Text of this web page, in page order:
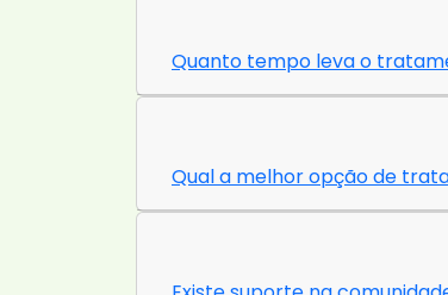
Quanto tempo leva o
Qual a melhor opção de